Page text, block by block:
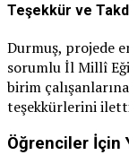
Teşekkür ve
Durmuş, projede
sorumlu İl Millî
birim
teşekkürlerini
Öğrenciler İçin